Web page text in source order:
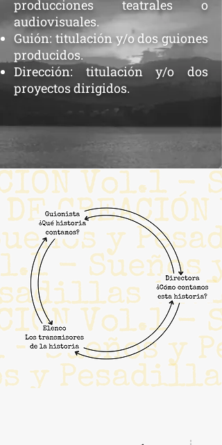
producciones teatrales o
audiovisuales.
Guión: titulación y/o dos guiones
producidos.
Dirección: titulación y/o dos
proyectos dirigidos.